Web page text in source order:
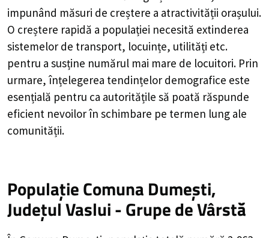
impunând măsuri de creștere a atractivității orașului.
O creștere rapidă a populației necesită extinderea
sistemelor de transport, locuințe, utilități etc.
pentru a susține numărul mai mare de locuitori. Prin
urmare, înțelegerea tendințelor demografice este
esențială pentru ca autoritățile să poată răspunde
eficient nevoilor în schimbare pe termen lung ale
comunității.
Populație Comuna Dumești,
Județul Vaslui - Grupe de Vârstă